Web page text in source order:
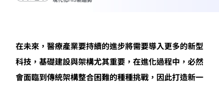
在未來，醫療產業要持續的進步將需要導入更多的新型
科技，基礎建設與架構尤其重要，在進化過程中，必然
會面臨到傳統架構整合困難的種種挑戰，因此打造新一